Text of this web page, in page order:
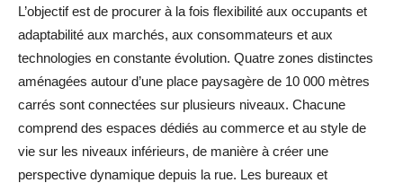
L’objectif est de procurer à la fois flexibilité aux occupants et
adaptabilité aux marchés, aux consommateurs et aux
technologies en constante évolution. Quatre zones distinctes
aménagées autour d’une place paysagère de 10 000 mètres
carrés sont connectées sur plusieurs niveaux. Chacune
comprend des espaces dédiés au commerce et au style de
vie sur les niveaux inférieurs, de manière à créer une
perspective dynamique depuis la rue. Les bureaux et